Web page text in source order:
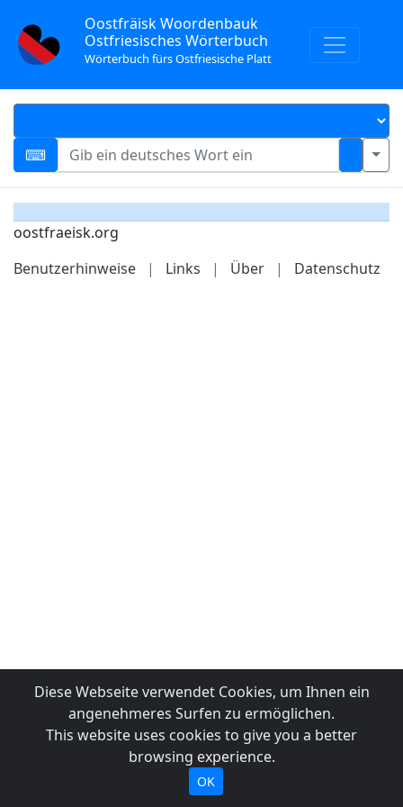
Oostfräisk Woordenbauk
Ostfriesisches Wörterbuch
Wörterbuch fürs Ostfriesische Platt
oostfraeisk.org
Benutzerhinweise
| Links | Über | Datenschutz
Diese Webseite verwendet Cookies, um Ihnen ein
angenehmeres Surfen zu ermöglichen.
This website uses cookies to give you a better
browsing experience.
OK